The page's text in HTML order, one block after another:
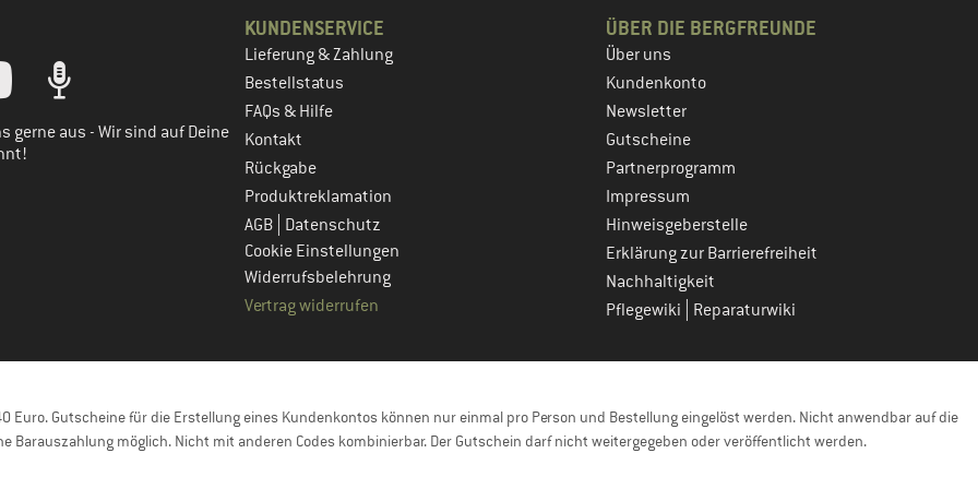
Kundenkonto
gerne aus - Wir sind auf Deine
KUNDENSERVICE
Lieferung & Zahlung
Bestellstatus
FAQs & Hilfe
Kontakt
Rückgabe
Produktreklamation
AGB Datenschutz
Cookie Einstellungen
Widerrufsbelehrung
Vertrag widerrufen
ÜBER DIE BERGFREUNDE
Über uns
Kundenkonto
Newsletter
Gutscheine
Partnerprogramm
Impressum
Hinweisgeberstelle
Erklärung zur Barrierefreiheit
Nachhaltigkeit
Pflegewiki
Reparaturwiki
Gutscheine für die Erstellung eines Kundenkontos können nur einmal pro Person und Bestellung eingelöst werden. Nicht anwendbar auf die
Barauszahlung möglich. Nicht mit anderen Codes kombinierbar. Der Gutschein darf nicht weitergegeben oder veröffentlicht werden.